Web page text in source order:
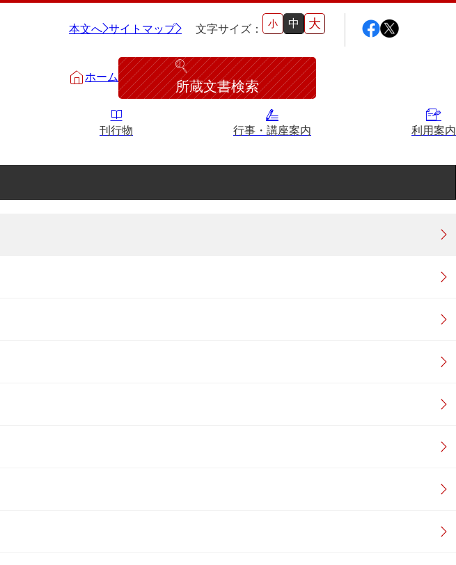
本文へ サイトマップ 文字サイズ： 小 中 大
ホーム
所蔵文書検索
刊行物 行事・講座案内 利用案内